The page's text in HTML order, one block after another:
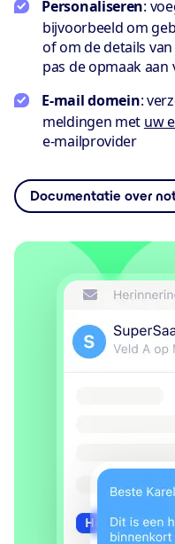
Personaliseren:
bijvoorbeeld om
of om de details
pas de opmaak aan
E-mail domein:
meldingen met uw
e-mailprovider
Documentatie over